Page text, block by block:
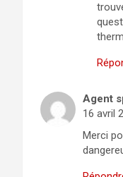
Agent
16 avril
Merci